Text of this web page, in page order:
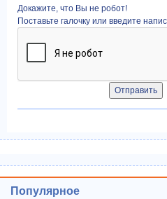
Докажите, что Вы не робот!
Поставьте галочку или введите
Популярное